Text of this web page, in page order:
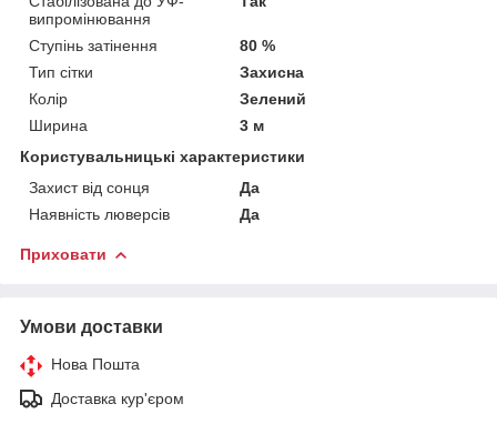
випромінювання
Ступінь затінення
80 %
Тип сітки
Захисна
Колір
Зелений
Ширина
3 м
Користувальницькі характеристики
Захист від сонця
Да
Наявність люверсів
Да
Приховати
Умови доставки
Нова Пошта
Доставка кур'єром